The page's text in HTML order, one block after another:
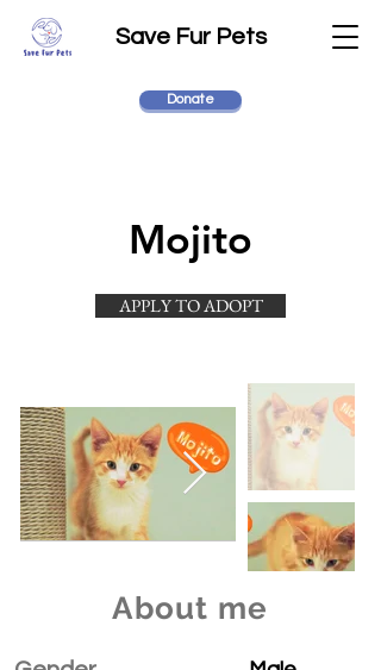
Save Fur Pets
Donate
Mojito
APPLY TO ADOPT
About me